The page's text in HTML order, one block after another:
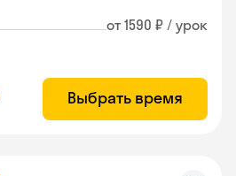
от 1590 ₽ / урок
Выбрать время